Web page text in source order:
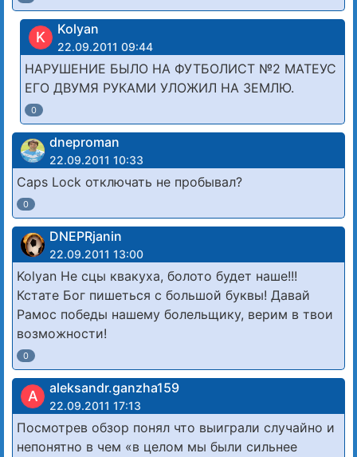
K Kolyan
22.09.2011 09:44
НАРУШЕНИЕ БЫЛО НА ФУТБОЛИСТ №2 МАТЕУС
ЕГО ДВУМЯ РУКАМИ УЛОЖИЛ НА ЗЕМЛЮ.
0
dneproman
22.09.2011 10:33
Caps Lock отключать не пробывал?
0
DNEPRjanin
22.09.2011 13:00
Kolyan Не сцы квакуха, болото будет наше!!!
Кстате Бог пишеться с большой буквы! Давай
Рамос победы нашему болельщику, верим в твои
возможности!
0
A aleksandr.ganzha159
22.09.2011 17:13
Посмотрев обзор понял что выиграли случайно и
непонятно в чем «в целом мы были сильнее